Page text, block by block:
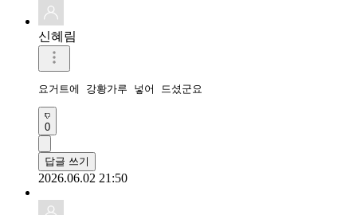
신혜림
요거트에 강황가루 넣어 드셨군요
0
답글 쓰기
2026.06.02 21:50